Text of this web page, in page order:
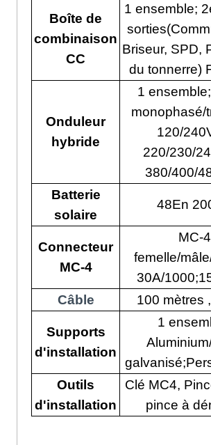
Boîte de
combinaison
CC
1 ensemble;
Briseur, SPD,
du tonnerre)
Onduleur
hybride
1
monophasé/
120/
220/230/
380/400/
Batterie
solaire
48En
Connecteur
MC-4
MC-4
femelle/
30A/
Câble
100 mètres
Supports
d'installation
1
Outils
d'installation
Clé MC4,
pince à